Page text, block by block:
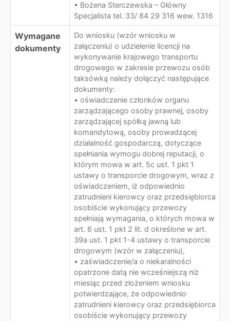
• Bożena Sterczewska – Główny
Specjalista tel. 33/ 84 29 316 wew. 1316
Wymagane
dokumenty
Do wniosku (wzór wniosku w
załączeniu) o udzielenie licencji na
wykonywanie krajowego transportu
drogowego w zakresie przewozu osób
taksówką należy dołączyć następujące
dokumenty:
• oświadczenie członków organu
zarządzającego osoby prawnej, osoby
zarządzającej spółką jawną lub
komandytową, osoby prowadzącej
działalność gospodarczą, dotyczące
spełniania wymogu dobrej reputacji, o
którym mowa w art. 5c ust. 1 pkt 1
ustawy o transporcie drogowym, wraz z
oświadczeniem, iż odpowiednio
zatrudnieni kierowcy oraz przedsiębiorca
osobiście wykonujący przewozy
spełniają wymagania, o których mowa w
art. 6 ust. 1 pkt 2 lit. d określone w art.
39a ust. 1 pkt 1-4 ustawy o transporcie
drogowym (wzór w załączeniu),
• zaświadczenie/a o niekaralności
opatrzone datą nie wcześniejszą niż
miesiąc przed złożeniem wniosku
potwierdzające, że odpowiednio
zatrudnieni kierowcy oraz przedsiębiorca
osobiście wykonujący przewozy